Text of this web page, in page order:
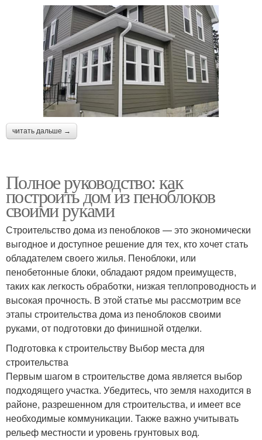
читать дальше →
Полное руководство: как
построить дом из пеноблоков
своими руками
Строительство дома из пеноблоков — это экономически
выгодное и доступное решение для тех, кто хочет стать
обладателем своего жилья. Пеноблоки, или
пенобетонные блоки, обладают рядом преимуществ,
таких как легкость обработки, низкая теплопроводность и
высокая прочность. В этой статье мы рассмотрим все
этапы строительства дома из пеноблоков своими
руками, от подготовки до финишной отделки.
Подготовка к строительству Выбор места для
строительства
Первым шагом в строительстве дома является выбор
подходящего участка. Убедитесь, что земля находится в
районе, разрешенном для строительства, и имеет все
необходимые коммуникации. Также важно учитывать
рельеф местности и уровень грунтовых вод.